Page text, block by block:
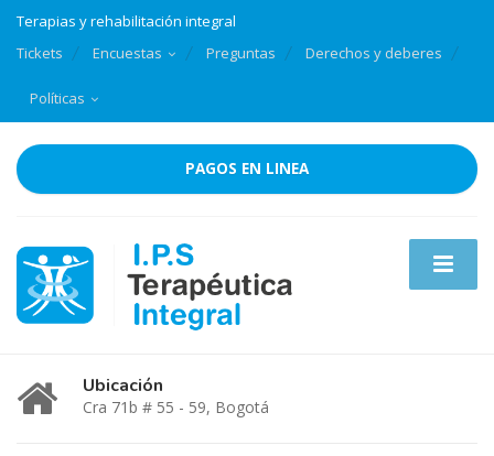
Terapias y rehabilitación integral
Tickets
Encuestas Preguntas Derechos y deberes
Políticas
PAGOS EN LINEA
Ubicación
Cra 71b # 55 - 59, Bogotá